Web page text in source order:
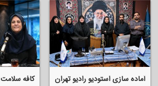
آماده سازی استودیو رادیو تهران كافه سلامت